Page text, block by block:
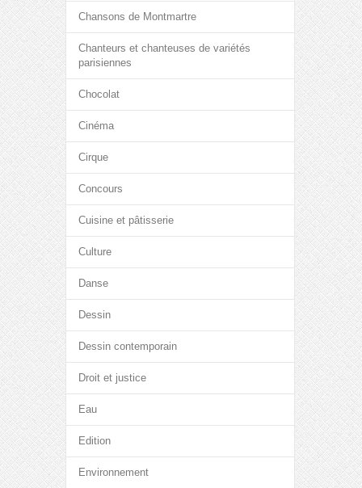
Chansons de Montmartre
Chanteurs et chanteuses de variétés
parisiennes
Chocolat
Cinéma
Cirque
Concours
Cuisine et pâtisserie
Culture
Danse
Dessin
Dessin contemporain
Droit et justice
Eau
Edition
Environnement